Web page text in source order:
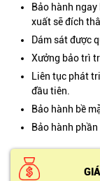
Bảo hành
xuất sẽ đích
Dám sát được
Xưởng bảo trì
Liên tục phát
đầu tiên.
Bảo hành bề
Bảo hành